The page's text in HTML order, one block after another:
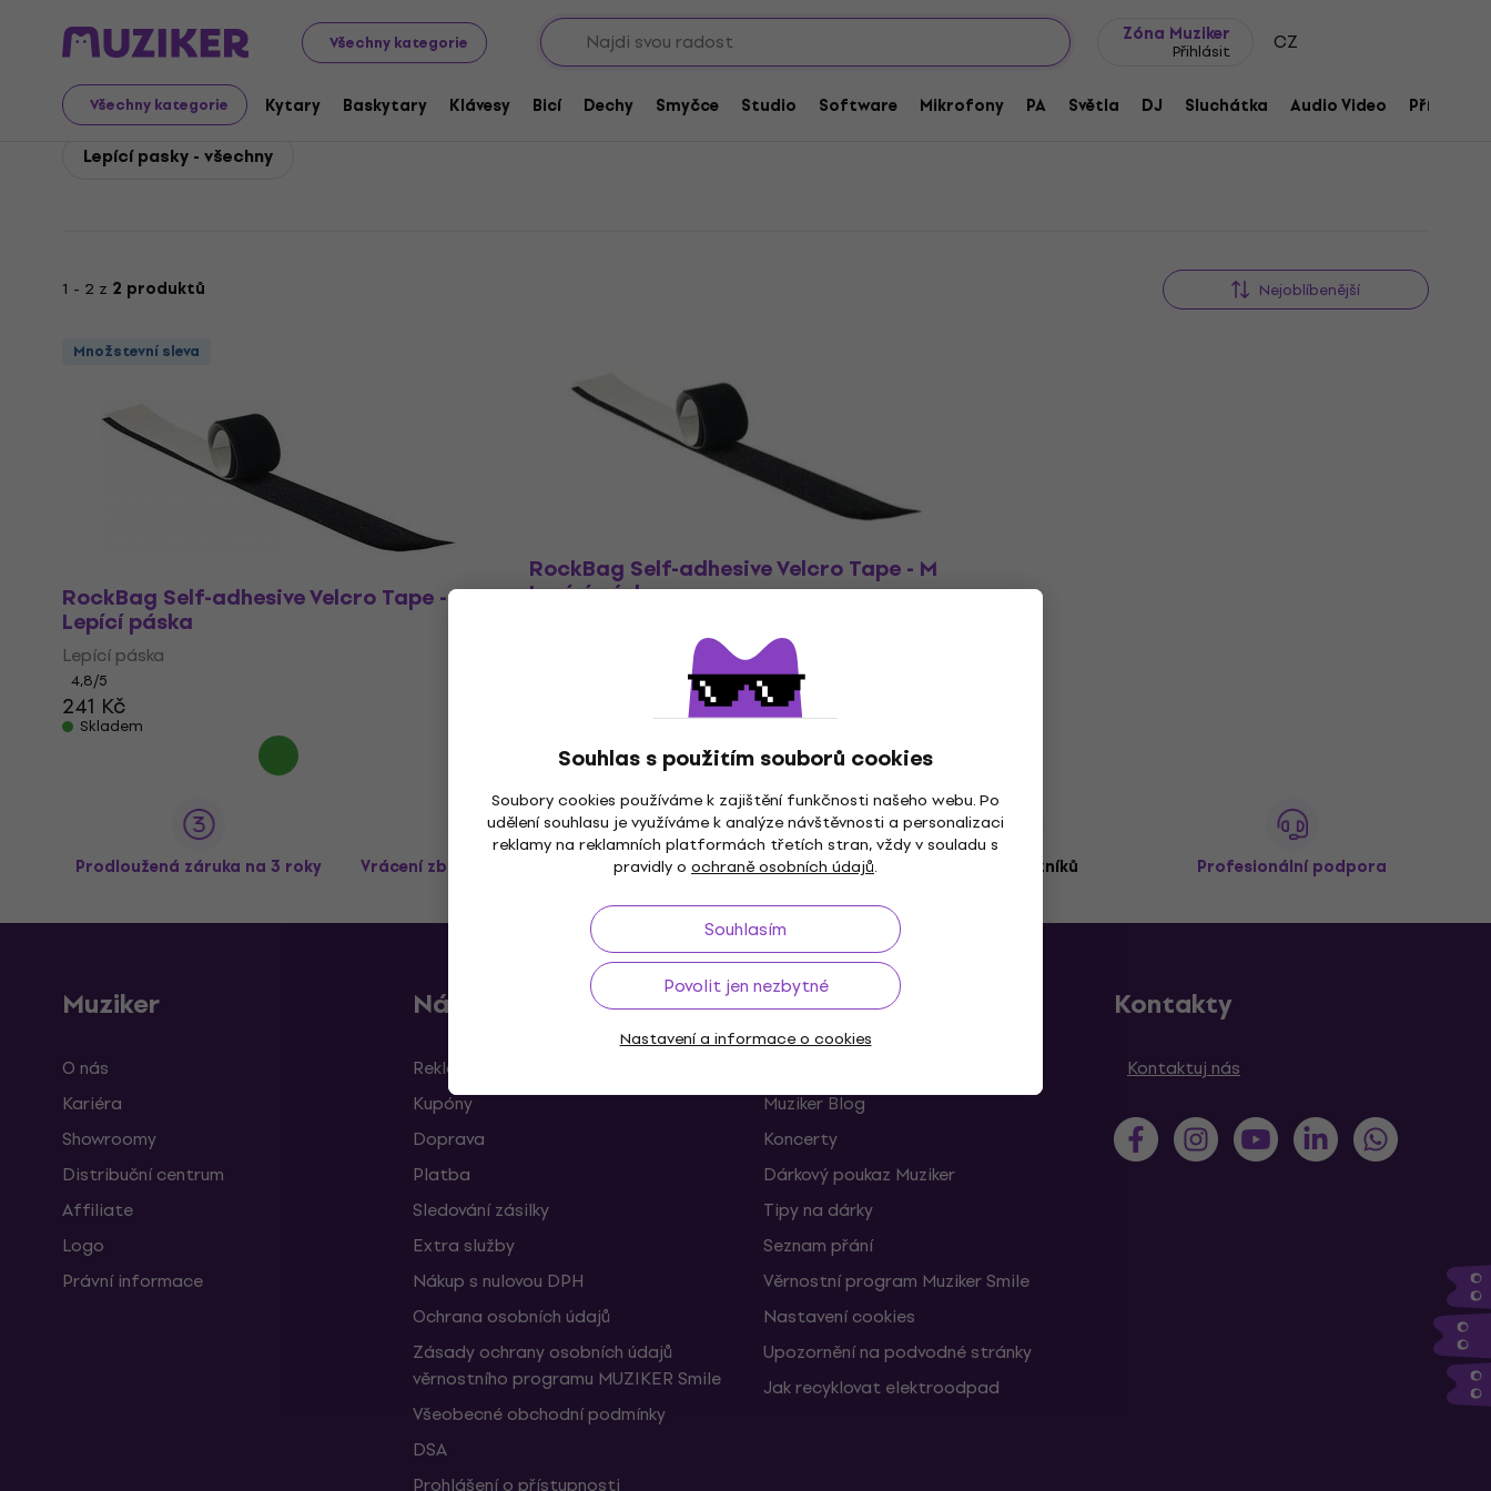
Všechny kategorie
Zóna Muziker
Přihlásit CZ
Všechny kategorie Kytary Baskytary Klávesy Bicí Dechy Smyčce Studio Software Mikrofony PA Světla DJ Sluchátka Audio Video
Souhlas s použitím souborů cookies
Soubory cookies používáme k zajištění funkčnosti našeho webu. Po
udělení souhlasu je využíváme k analýze návštěvnosti a personalizaci
reklamy na reklamních platformách třetích stran, vždy v souladu s
pravidly o ochraně osobních údajů.
Souhlasím
Povolit jen nezbytné
Nastavení a informace o cookies
RockBag Příslušenství Kabely, konektory a redukce RockBag Lepící pasky
RockBag Lepící pasky
Lepící pasky - všechny
1 - 2 z 2 produktů Nejoblíbenější
Množstevní sleva
RockBag Self-adhesive Velcro Tape - F
Lepící páska
Lepící páska
4,8/5
241 Kč
Skladem
RockBag Self-adhesive Velcro Tape - M
Lepící páska
Prodloužená záruka na 3 roky Vrácení zboží až do 30 dnů Doprava zdarmaod 2 500 Kč 3M+ zákazníků Profesionální podpora
Muziker
O nás
Kariéra
Showroomy
Distribuční centrum
Affiliate
Logo
Právní informace
Nákup
Reklamace a odstoupení od smlouvy
Kupóny
Doprava
Platba
Sledování zásilky
Extra služby
Nákup s nulovou DPH
Ochrana osobních údajů
Zásady ochrany osobních údajů
věrnostního programu MUZIKER Smile
Všeobecné obchodní podmínky
DSA
Prohlášení o přístupnosti
Užitečné
Muziker Blog
Koncerty
Dárkový poukaz Muziker
Tipy na dárky
Seznam přání
Věrnostní program Muziker Smile
Nastavení cookies
Upozornění na podvodné stránky
Jak recyklovat elektroodpad
Kontakty
Kontaktuj nás